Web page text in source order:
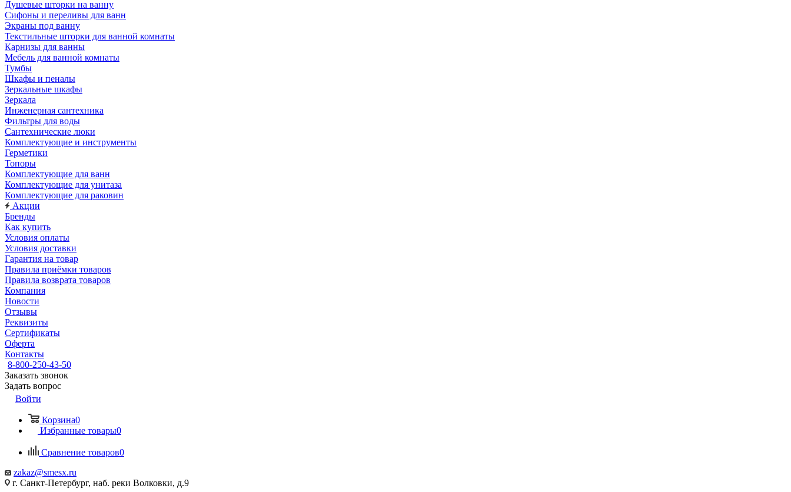
Душевые шторки на ванну
Сифоны и переливы для ванн
Экраны под ванну
Текстильные шторки для ванной комнаты
Карнизы для ванны
Мебель для ванной комнаты
Тумбы
Шкафы и пеналы
Зеркальные шкафы
Зеркала
Инженерная сантехника
Фильтры для воды
Сантехнические люки
Комплектующие и инструменты
Герметики
Топоры
Комплектующие для ванн
Комплектующие для унитаза
Комплектующие для раковин
Акции
Бренды
Как купить
Условия оплаты
Условия доставки
Гарантия на товар
Правила приёмки товаров
Правила возврата товаров
Компания
Новости
Отзывы
Реквизиты
Сертификаты
Оферта
Контакты
8-800-250-43-50
Заказать звонок
Задать вопрос
Войти
Корзина0
Избранные товары0
Сравнение товаров0
zakaz@smesx.ru
г. Санкт-Петербург, наб. реки Волковки, д.9